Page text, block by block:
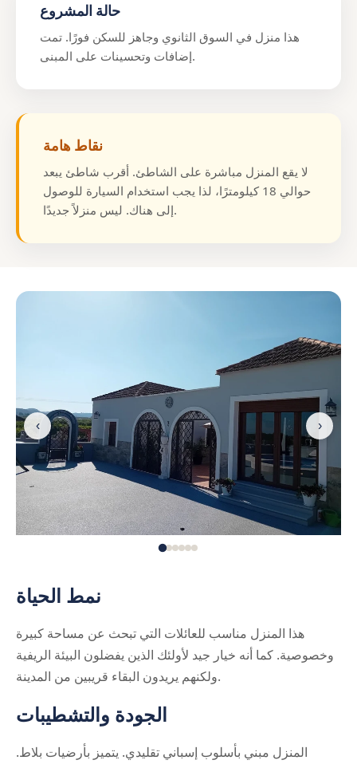
حالة المشروع
هذا منزل في السوق الثانوي وجاهز للسكن فورًا. تمت
إضافات وتحسينات على المبنى.
نقاط هامة
لا يقع المنزل مباشرة على الشاطئ. أقرب شاطئ يبعد
حوالي 18 كيلومترًا، لذا يجب استخدام السيارة للوصول
إلى هناك. ليس منزلاً جديدًا.
نمط الحياة
هذا المنزل مناسب للعائلات التي تبحث عن مساحة كبيرة
وخصوصية. كما أنه خيار جيد لأولئك الذين يفضلون البيئة الريفية
ولكنهم يريدون البقاء قريبين من المدينة.
الجودة والتشطيبات
المنزل مبني بأسلوب إسباني تقليدي. يتميز بأرضيات بلاط.
‹ ›